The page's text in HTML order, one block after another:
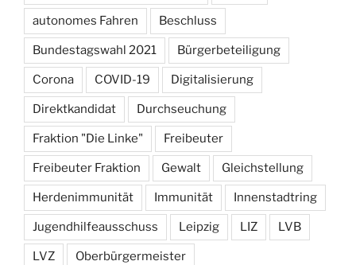
autonomes Fahren Beschluss
Bundestagswahl 2021 Bürgerbeteiligung
Corona COVID-19 Digitalisierung
Direktkandidat Durchseuchung
Fraktion "Die Linke" Freibeuter
Freibeuter Fraktion Gewalt Gleichstellung
Herdenimmunität Immunität Innenstadtring
Jugendhilfeausschuss Leipzig LIZ LVB
LVZ Oberbürgermeister